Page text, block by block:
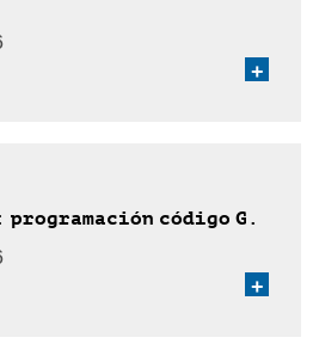
+
programación código G.
+